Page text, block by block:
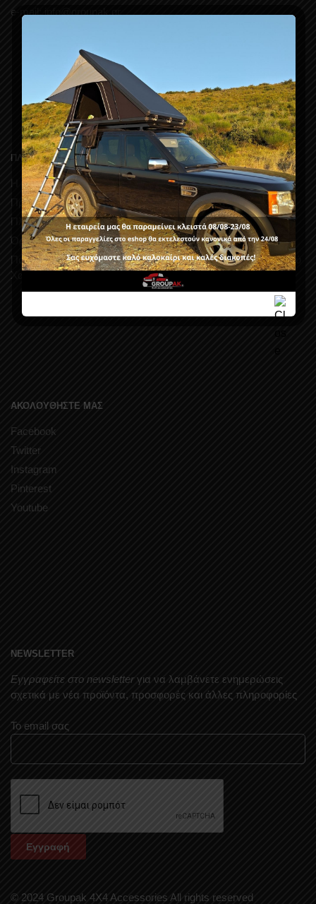
e-mail: info@groupak.gr
ΠΛΗΡΟΦΟΡΙΕΣ
Η εταιρεία μας
Προσφορές
Πληροφορίες Παράδοσης
Όροι Χρήσης
Πολιτική Απορρήτου και Προστασίας Δεδομένων Προσωπικού
Χαρακτήρα
ΑΚΟΛΟΥΘΗΣΤΕ ΜΑΣ
Facebook
Twitter
Instagram
Pinterest
Youtube
NEWSLETTER
Εγγραφείτε στο newsletterγια να λαμβάνετε ενημερώσεις
σχετικά με νέα προϊόντα, προσφορές και άλλες πληροφορίες
Το email σας
© 2024 Groupak 4X4 Accessories All rights reserved